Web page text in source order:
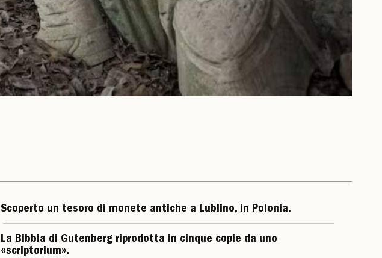
Scoperto un tesoro di monete antiche a Lublino, in Polonia.
La Bibbia di Gutenberg riprodotta in cinque copie da uno
«scriptorium».